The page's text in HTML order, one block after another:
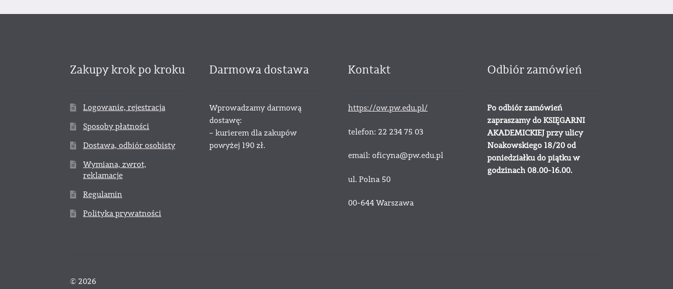
Zakupy krok po kroku
Logowanie, rejestracja
Sposoby płatności
Dostawa, odbiór osobisty
Wymiana, zwrot,
reklamacje
Regulamin
Polityka prywatności
Darmowa dostawa
Wprowadzamy darmową
dostawę:
– kurierem dla zakupów
powyżej 190 zł.
Kontakt
https://ow.pw.edu.pl/
telefon: 22 234 75 03
email: oficyna@pw.edu.pl
ul. Polna 50
00-644 Warszawa
Odbiór zamówień
Po odbiór zamówień
zapraszamy do KSIĘGARNI
AKADEMICKIEJ przy ulicy
Noakowskiego 18/20 od
poniedziałku do piątku w
godzinach 08.00-16.00.
© 2026